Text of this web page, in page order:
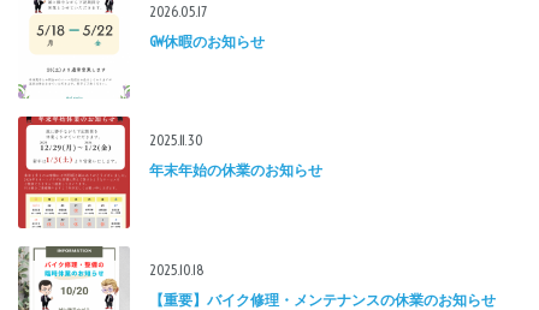
2026.05.17
GW休暇のお知らせ
2025.11.30
年末年始の休業のお知らせ
2025.10.18
【重要】バイク修理・メンテナンスの休業のお知らせ